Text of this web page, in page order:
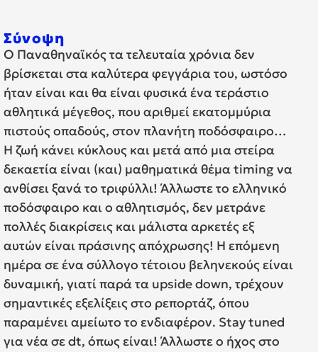
Σύνοψη
Ο Παναθηναϊκός τα τελευταία χρόνια δεν
βρίσκεται στα καλύτερα φεγγάρια του, ωστόσο
ήταν είναι και θα είναι φυσικά ένα τεράστιο
αθλητικά μέγεθος, που αριθμεί εκατομμύρια
πιστούς οπαδούς, στον πλανήτη ποδόσφαιρο…
Η ζωή κάνει κύκλους και μετά από μια στείρα
δεκαετία είναι (και) μαθηματικά θέμα timing να
ανθίσει ξανά το τριφύλλι! Άλλωστε το ελληνικό
ποδόσφαιρο και ο αθλητισμός, δεν μετράνε
πολλές διακρίσεις και μάλιστα αρκετές εξ
αυτών είναι πράσινης απόχρωσης! Η επόμενη
ημέρα σε ένα σύλλογο τέτοιου βεληνεκούς είναι
δυναμική, γιατί παρά τα upside down, τρέχουν
σημαντικές εξελίξεις στο ρεπορτάζ, όπου
παραμένει αμείωτο το ενδιαφέρον. Stay tuned
για νέα σε dt, όπως είναι! Άλλωστε ο ήχος στο